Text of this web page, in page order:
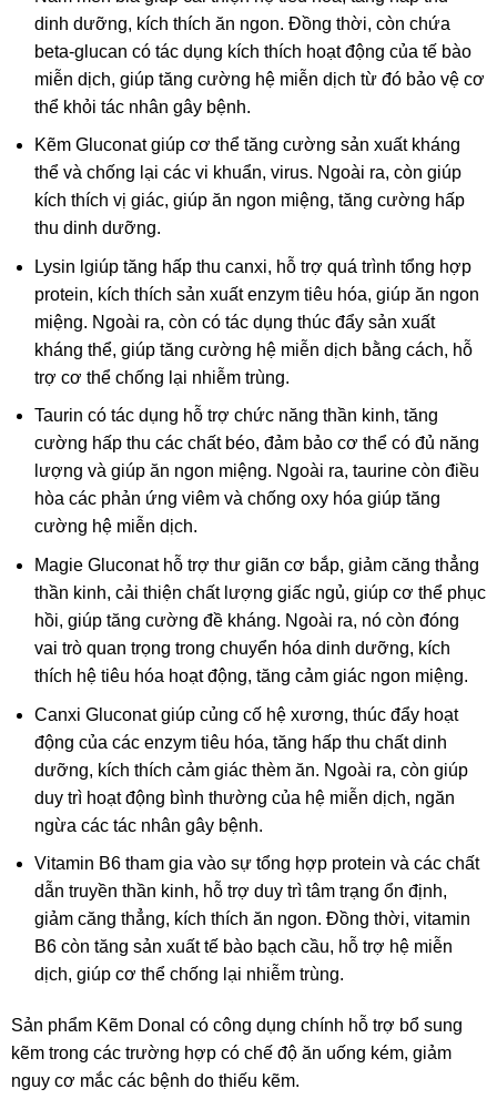
dinh dưỡng, kích thích ăn ngon. Đồng thời, còn chứa
beta-glucan có tác dụng kích thích hoạt động của tế bào
miễn dịch, giúp tăng cường hệ miễn dịch từ đó bảo vệ cơ
thể khỏi tác nhân gây bệnh.
Kẽm Gluconat giúp cơ thể tăng cường sản xuất kháng
thể và chống lại các vi khuẩn, virus. Ngoài ra, còn giúp
kích thích vị giác, giúp ăn ngon miệng, tăng cường hấp
thu dinh dưỡng.
Lysin lgiúp tăng hấp thu canxi, hỗ trợ quá trình tổng hợp
protein, kích thích sản xuất enzym tiêu hóa, giúp ăn ngon
miệng. Ngoài ra, còn có tác dụng thúc đẩy sản xuất
kháng thể, giúp tăng cường hệ miễn dịch bằng cách, hỗ
trợ cơ thể chống lại nhiễm trùng.
Taurin có tác dụng hỗ trợ chức năng thần kinh, tăng
cường hấp thu các chất béo, đảm bảo cơ thể có đủ năng
lượng và giúp ăn ngon miệng. Ngoài ra, taurine còn điều
hòa các phản ứng viêm và chống oxy hóa giúp tăng
cường hệ miễn dịch.
Magie Gluconat hỗ trợ thư giãn cơ bắp, giảm căng thẳng
thần kinh, cải thiện chất lượng giấc ngủ, giúp cơ thể phục
hồi, giúp tăng cường đề kháng. Ngoài ra, nó còn đóng
vai trò quan trọng trong chuyển hóa dinh dưỡng, kích
thích hệ tiêu hóa hoạt động, tăng cảm giác ngon miệng.
Canxi Gluconat giúp củng cố hệ xương, thúc đẩy hoạt
động của các enzym tiêu hóa, tăng hấp thu chất dinh
dưỡng, kích thích cảm giác thèm ăn. Ngoài ra, còn giúp
duy trì hoạt động bình thường của hệ miễn dịch, ngăn
ngừa các tác nhân gây bệnh.
Vitamin B6 tham gia vào sự tổng hợp protein và các chất
dẫn truyền thần kinh, hỗ trợ duy trì tâm trạng ổn định,
giảm căng thẳng, kích thích ăn ngon. Đồng thời, vitamin
B6 còn tăng sản xuất tế bào bạch cầu, hỗ trợ hệ miễn
dịch, giúp cơ thể chống lại nhiễm trùng.
Sản phẩm Kẽm Donal có công dụng chính hỗ trợ bổ sung
kẽm trong các trường hợp có chế độ ăn uống kém, giảm
nguy cơ mắc các bệnh do thiếu kẽm.